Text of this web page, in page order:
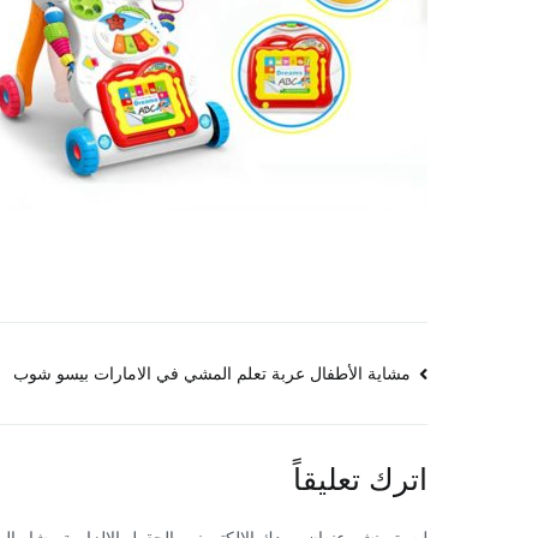
تصفّح
مشاية الأطفال عربة تعلم المشي في الامارات بيسو شوب
اترك تعليقاً